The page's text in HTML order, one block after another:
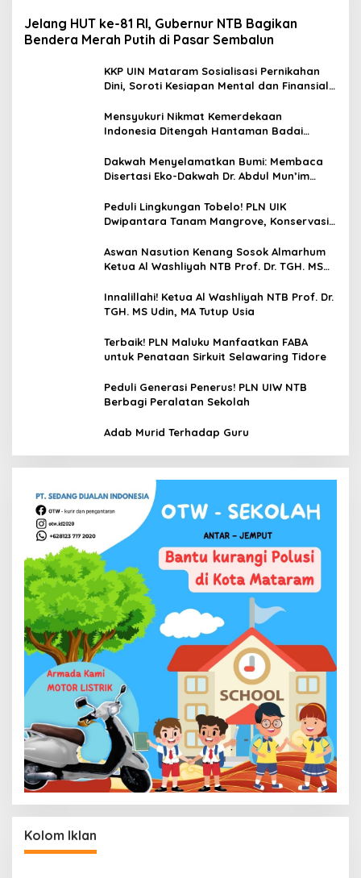
Jelang HUT ke-81 RI, Gubernur NTB Bagikan
Bendera Merah Putih di Pasar Sembalun
KKP UIN Mataram Sosialisasi Pernikahan
Dini, Soroti Kesiapan Mental dan Finansial
Mensyukuri Nikmat Kemerdekaan
Indonesia Ditengah Hantaman Badai
Dakwah Menyelamatkan Bumi: Membaca
Disertasi Eko-Dakwah Dr. Abdul Mun’im
Peduli Lingkungan Tobelo! PLN UIK
Dwipantara Tanam Mangrove, Konservasi
Aswan Nasution Kenang Sosok Almarhum
Ketua Al Washliyah NTB Prof. Dr. TGH. MS
Innalillahi! Ketua Al Washliyah NTB Prof. Dr.
TGH. MS Udin, MA Tutup Usia
Terbaik! PLN Maluku Manfaatkan FABA
untuk Penataan Sirkuit Selawaring Tidore
Peduli Generasi Penerus! PLN UIW NTB
Berbagi Peralatan Sekolah
Adab Murid Terhadap Guru
Kolom Iklan